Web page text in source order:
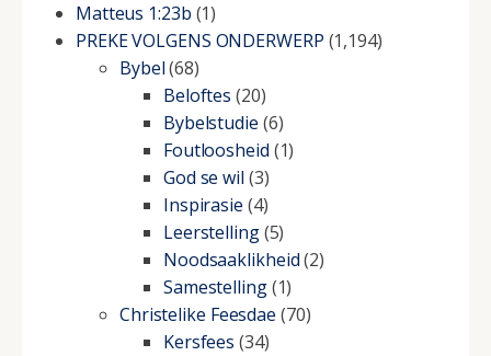
Matteus 1:23b (1)
PREKE VOLGENS ONDERWERP (1,194)
Bybel(68)
Beloftes (20)
Bybelstudie (6)
Foutloosheid (1)
God se wil (3)
Inspirasie (4)
Leerstelling(5)
Noodsaaklikheid(2)
Samestelling(1)
Christelike Feesdae (70)
Kersfees (34)